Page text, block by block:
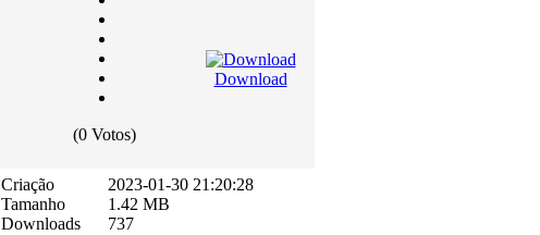
(0 Votos)
Download
Criação
Tamanho
Downloads
2023-01-30 21:20:28
1.42 MB
737